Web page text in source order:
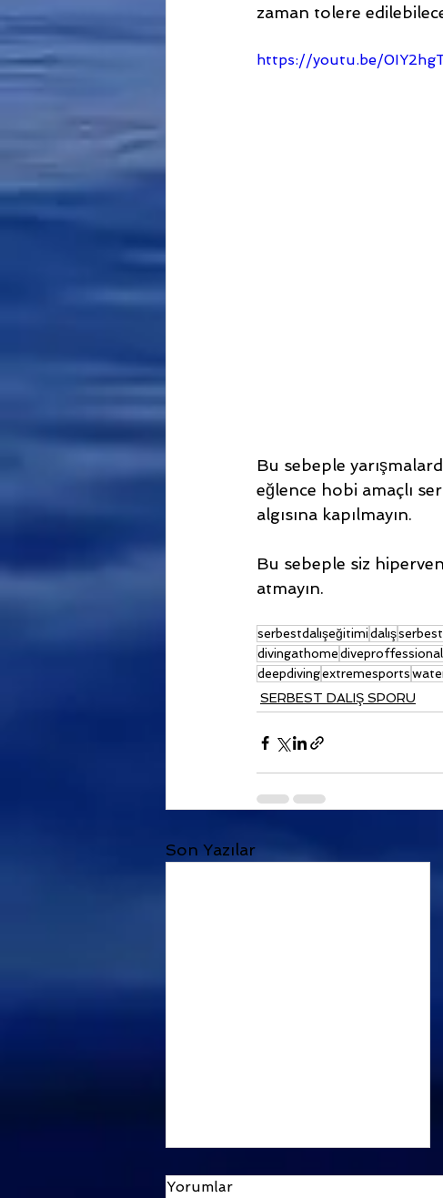
zaman tolere
https://youtu.be/
Bu sebeple
eğlence hobi amaçlı
algısına kapılmayın.
Bu sebeple siz
atmayın.
serbestdalışeğitimidalış
divingathomediveproffessional
deepdivingextremesports
SERBEST DALIŞ SPORU
Son Yazılar
Yorumlar